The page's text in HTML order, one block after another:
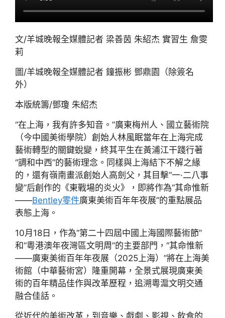
文/羊城晚報全媒體記者 梁善茵 朱紹杰 實習生 詹雯
莉
圖/羊城晚報全媒體記者 鐘振彬 鄧鼎園（除簽名
外）
本版統籌/鄧瓊 朱紹杰
“在上海，我有許多知音。”廣東梅州人、國立藝術院
（今中國美術學院）創始人林風眠當年在上海完成
藝術轉型的關鍵蛻變，終其平生在黃浦江干踐行著
“調和中西”的藝術理念。同樣與上海結下不解之緣
的，還有嶺南畫派創始人高劍父，其目擊“一·二八事
變”后創作的《東戰場的炎火》，即將作為“其命惟新
——Bentley零件廣東美術百年年夜展”的重點展品
表態上海。
10月18日，作為“第二十四屆中國上海國際藝術節”
和“粵港澳年夜灣區文明周”的主要部門，“其命惟新
——廣東美術百年年夜展（2025上海）”將在上海美
術館（中華藝術宮）隆重開幕，全景式展現廣東美
術的百年精品佳作與改革歷程，追溯粵滬文明交通
融合佳話。
從近代的美術改革，到音樂、戲劇、影視、飲食的